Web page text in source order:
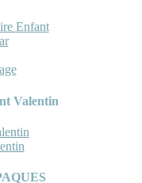
Enfant
Valentin